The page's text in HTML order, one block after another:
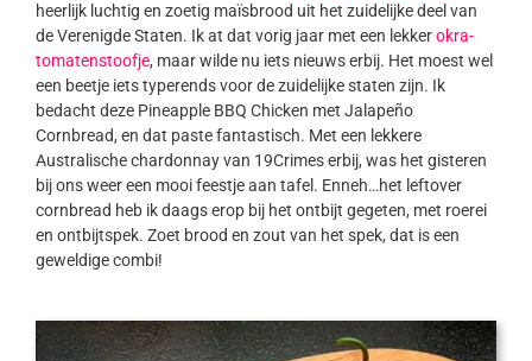
heerlijk luchtig en zoetig maïsbrood uit het zuidelijke deel van
de Verenigde Staten. Ik at dat vorig jaar met een lekkerokra-
tomatenstoofje, maar wilde nu iets nieuws erbij. Het moest wel
een beetje iets typerends voor de zuidelijke staten zijn. Ik
bedacht deze Pineapple BBQ Chicken met Jalapeño
Cornbread, en dat paste fantastisch. Met een lekkere
Australische chardonnay van 19Crimes erbij, was het gisteren
bij ons weer een mooi feestje aan tafel. Enneh…het leftover
cornbread heb ik daags erop bij het ontbijt gegeten, met roerei
en ontbijtspek. Zoet brood en zout van het spek, dat is een
geweldige combi!